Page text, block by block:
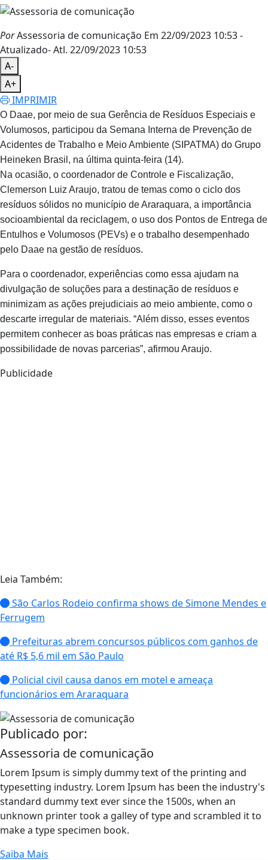
PorAssessoria de comunicação Em 22/09/2023 10:53-
Atualizado- Atl. 22/09/2023 10:53
A-
A+
IMPRIMIR
O Daae, por meio de sua Gerência de Resíduos Especiais e
Volumosos, participou da Semana Interna de Prevenção de
Acidentes de Trabalho e Meio Ambiente (SIPATMA) do Grupo
Heineken Brasil, na última quinta-feira (14).
Na ocasião, o coordenador de Controle e Fiscalização,
Clemerson Luiz Araujo, tratou de temas como o ciclo dos
resíduos sólidos no município de Araraquara, a importância
socioambiental da reciclagem, o uso dos Pontos de Entrega de
Entulhos e Volumosos (PEVs) e o trabalho desempenhado
pelo Daae na gestão de resíduos.
Para o coordenador, experiências como essa ajudam na
divulgação de soluções para a destinação de resíduos e
minimizam as ações prejudiciais ao meio ambiente, como o
descarte irregular de materiais. “Além disso, esses eventos
permitem conhecer as boas práticas nas empresas e criam a
possibilidade de novas parcerias”, afirmou Araujo.
Publicidade
Leia Também:
São Carlos Rodeio confirma shows de Simone Mendes e
Ferrugem
Prefeituras abrem concursos públicos com ganhos de
até R$ 5,6 mil em São Paulo
Policial civil causa danos em motel e ameaça
funcionários em Araraquara
Publicado por:
Assessoria de comunicação
Lorem Ipsum is simply dummy text of the printing and
typesetting industry. Lorem Ipsum has been the industry's
standard dummy text ever since the 1500s, when an
unknown printer took a galley of type and scrambled it to
make a type specimen book.
Saiba Mais